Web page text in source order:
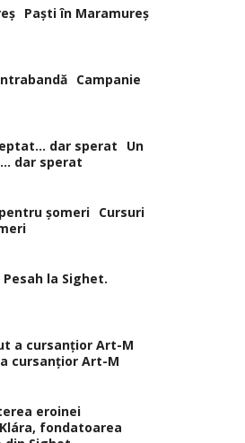
Paşti în Maramureş
Campanie
Un
dar sperat
Cursuri
Pesah la Sighet.
cursanţior Art-M